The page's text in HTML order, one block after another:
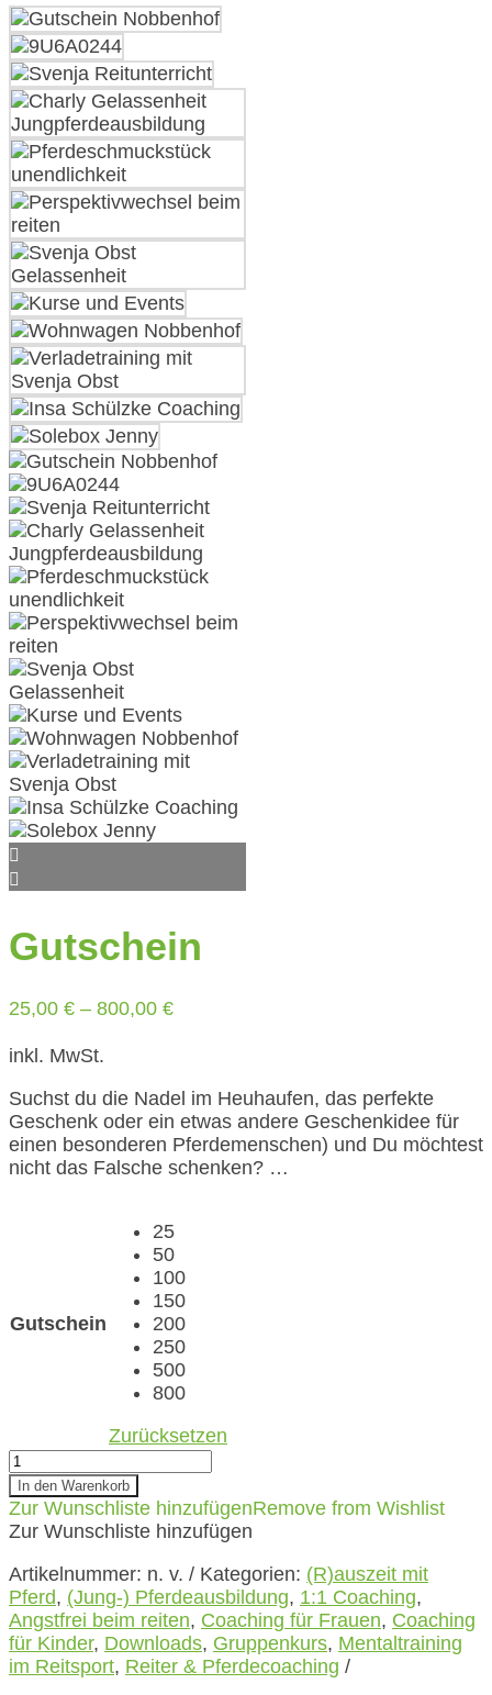
Gutschein
25,00 € – 800,00 €
inkl. MwSt.
Suchst du die Nadel im Heuhaufen, das perfekte
Geschenk oder ein etwas andere Geschenkidee für
einen besonderen Pferdemenschen) und Du möchtest
nicht das Falsche schenken? …
Gutschein
25
50
100
150
200
250
500
800
Zurücksetzen
Gutschein
Menge
In den Warenkorb
Zur Wunschliste hinzufügenRemove from Wishlist
Zur Wunschliste hinzufügen
Artikelnummer: n. v. Kategorien: (R)auszeit mit
Pferd, (Jung-) Pferdeausbildung, 1:1 Coaching,
Angstfrei beim reiten, Coaching für Frauen, Coaching
für Kinder, Downloads, Gruppenkurs, Mentaltraining
im Reitsport, Reiter & Pferdecoaching